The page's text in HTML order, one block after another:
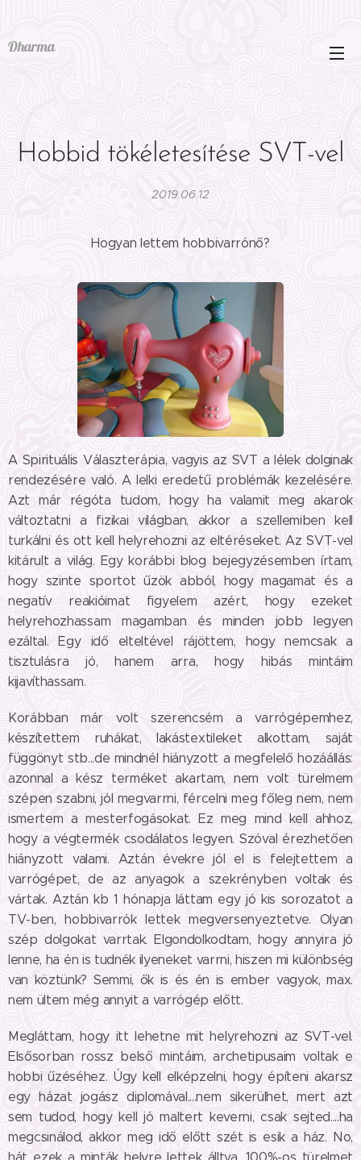
Dharma
Hobbid tökéletesítése SVT-vel
2019.06.12
Hogyan lettem hobbivarrónő?
A Spirituális Választerápia, vagyis az SVT a lélek dolginak
rendezésére való. A lelki eredetű problémák kezelésére.
Azt már régóta tudom, hogy ha valamit meg akarok
változtatni a fizikai világban, akkor a szellemiben kell
turkálni és ott kell helyrehozni az eltéréseket. Az SVT-vel
kitárult a világ. Egy korábbi blog bejegyzésemben írtam,
hogy szinte sportot űzök abból, hogy magamat és a
negatív reakióimat figyelem azért, hogy ezeket
helyrehozhassam magamban és minden jobb legyen
ezáltal. Egy idő elteltével rájöttem, hogy nemcsak a
tisztulásra jó, hanem arra, hogy hibás mintáim
kijavíthassam.
Korábban már volt szerencsém a varrógépemhez,
készítettem ruhákat, lakástextileket alkottam, saját
függönyt stb...de mindnél hiányzott a megfelelő hozáállás:
azonnal a kész terméket akartam, nem volt türelmem
szépen szabni, jól megvarrni, fércelni meg főleg nem, nem
ismertem a mesterfogásokat. Ez meg mind kell ahhoz,
hogy a végtermék csodálatos legyen. Szóval érezhetően
hiányzott valami. Aztán évekre jól el is felejtettem a
varrógépet, de az anyagok a szekrényben voltak és
vártak. Aztán kb 1 hónapja láttam egy jó kis sorozatot a
TV-ben, hobbivarrók lettek megversenyeztetve. Olyan
szép dolgokat varrtak. Elgondolkodtam, hogy annyira jó
lenne, ha én is tudnék ilyeneket varrni, hiszen mi különbség
van köztünk? Semmi, ők is és én is ember vagyok, max.
nem ültem még annyit a varrógép előtt.
Megláttam, hogy itt lehetne mit helyrehozni az SVT-vel.
Elsősorban rossz belső mintáim, archetipusaim voltak e
hobbi űzéséhez. Úgy kell elképzelni, hogy építeni akarsz
egy házat jogász diplomával....nem sikerülhet, mert azt
sem tudod, hogy kell jó maltert keverni, csak sejted....ha
megcsinálod, akkor meg idő előtt szét is esik a ház. No,